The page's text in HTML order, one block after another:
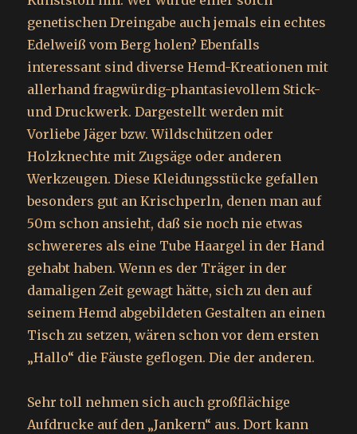
genetischen Dreingabe auch jemals ein echtes
Edelweiß vom Berg holen? Ebenfalls
interessant sind diverse Hemd-Kreationen mit
allerhand fragwürdig-phantasievollem Stick-
und Druckwerk. Dargestellt werden mit
Vorliebe Jäger bzw. Wildschützen oder
Holzknechte mit Zugsäge oder anderen
Werkzeugen. Diese Kleidungsstücke gefallen
besonders gut an Krischperln, denen man auf
50m schon ansieht, daß sie noch nie etwas
schwereres als eine Tube Haargel in der Hand
gehabt haben. Wenn es der Träger in der
damaligen Zeit gewagt hätte, sich zu den auf
seinem Hemd abgebildeten Gestalten an einen
Tisch zu setzen, wären schon vor dem ersten
„Hallo“ die Fäuste geflogen. Die der anderen.
Sehr toll nehmen sich auch großflächige
Aufdrucke auf den „Jankern“ aus. Dort kann